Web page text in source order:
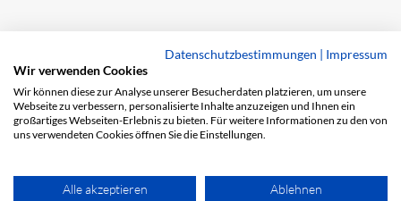
Datenschutzbestimmungen | Impressum
Wir verwenden Cookies
Wir können diese zur Analyse unserer Besucherdaten platzieren, um unsere
Webseite zu verbessern, personalisierte Inhalte anzuzeigen und Ihnen ein
großartiges Webseiten-Erlebnis zu bieten. Für weitere Informationen zu den von
uns verwendeten Cookies öffnen Sie die Einstellungen.
Alle akzeptieren Ablehnen